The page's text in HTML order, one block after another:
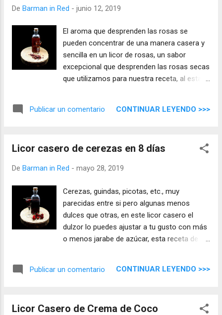
De Barman in Red - junio 12, 2019
El aroma que desprenden las rosas se
pueden concentrar de una manera casera y
sencilla en un licor de rosas, un sabor
excepcional que desprenden las rosas secas
que utilizamos para nuestra receta, al estar
a tu gusto con el jarabe de azúcar.
Publicar un comentario CONTINUAR LEYENDO >>>
Licor casero de cerezas en 8 días
De Barman in Red - mayo 28, 2019
Cerezas, guindas, picotas, etc., muy
parecidas entre si pero algunas menos
dulces que otras, en este licor casero el
dulzor lo puedes ajustar a tu gusto con más
o menos jarabe de azúcar, esta receta de
tan solo 8 días tendremos un licor
mismo.
Publicar un comentario CONTINUAR LEYENDO >>>
Licor Casero de Crema de Coco